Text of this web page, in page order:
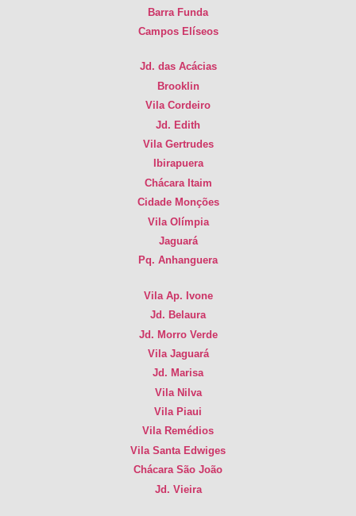
Barra Funda
Campos Elíseos
Jd. das Acácias
Brooklin
Vila Cordeiro
Jd. Edith
Vila Gertrudes
Ibirapuera
Chácara Itaim
Cidade Monções
Vila Olímpia
Jaguará
Pq. Anhanguera
Vila Ap. Ivone
Jd. Belaura
Jd. Morro Verde
Vila Jaguará
Jd. Marisa
Vila Nilva
Vila Piaui
Vila Remédios
Vila Santa Edwiges
Chácara São João
Jd. Vieira